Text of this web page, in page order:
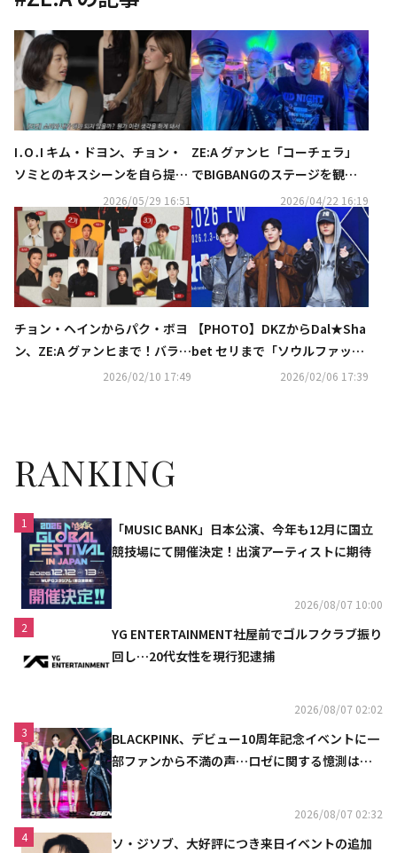
I․O․I キム・ドヨン、チョン・
ソミとのキスシーンを自ら提案
「元々ビンタをする予定だっ
た」（動画あり）
2026/05/29 16:51
ZE:A グァンヒ「コーチェラ」
でBIGBANGのステージを観
覧…再会ショットが話題に（動
画あり）
2026/04/22 16:19
チョン・ヘインからパク・ボヨ
ン、ZE:A グァンヒまで！バラエ
ティ番組「マニト・クラブ」豪
2026/02/10 17:49
【PHOTO】DKZからDal★Sha
bet セリまで「ソウルファッシ
ョンウィーク」に出席2026/02/06 17:39
RANKING
1
「MUSIC BANK」日本公演、今年も12月に国立
競技場にて開催決定！出演アーティストに期待
2026/08/07 10:00
2
YG ENTERTAINMENT社屋前でゴルフクラブ振り
回し…20代女性を現行犯逮捕
2026/08/07 02:02
3
BLACKPINK、デビュー10周年記念イベントに一
部ファンから不満の声…ロゼに関する憶測は否
2026/08/07 02:32
4
ソ・ジソブ、大好評につき来日イベントの追加